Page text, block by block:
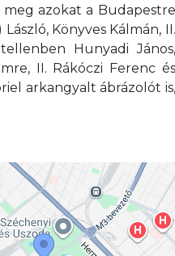
azokat a Budapestre
Könyves Kálmán, II.
Hunyadi János,
II. Rákóczi Ferenc és
arkangyalt ábrázolót is,